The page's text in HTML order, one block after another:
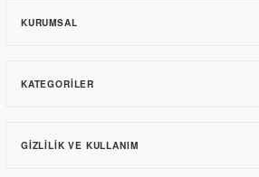
450,30 TL
KURUMSAL
KATEGORILER
GIZLILIK VE KULLANIM